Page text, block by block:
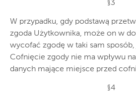
§3
W przypadku, gdy podstawą
zgoda Użytkownika, może on w
wycofać zgodę w taki sam sposób,
Cofnięcie zgody nie ma wpływu
danych mające miejsce przed
§4